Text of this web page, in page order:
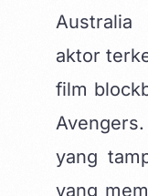
Australia
aktor
film
yang
yang